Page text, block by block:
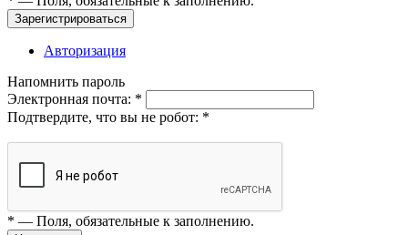
Зарегистрироваться
Авторизация
Напомнить пароль
Электронная почта: *
Подтвердите, что вы не робот: *
* — Поля, обязательные к заполнению.